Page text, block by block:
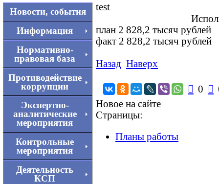
Новости, события
Информация
Нормативно-
правовая база
Противодействие
коррупции
Экспертно-
аналитические
мероприятия
Контрольные
мероприятия
Деятельность
КСП
test
план 2 828,2 тысяч рублей
факт 2 828,2 тысяч рублей
Назад Наверх
 0 
Новое на сайте
Страницы:
Планы работы